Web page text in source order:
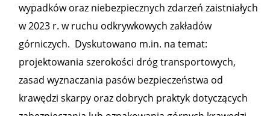
wypadków oraz niebezpiecznych zdarzeń zaistniałych
w 2023 r. w ruchu odkrywkowych zakładów
górniczych. Dyskutowano m.in. na temat:
projektowania szerokości dróg transportowych,
zasad wyznaczania pasów bezpieczeństwa od
krawędzi skarpy oraz dobrych praktyk dotyczących